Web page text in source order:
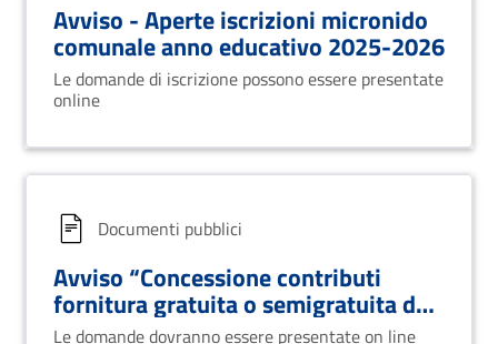
Avviso - Aperte iscrizioni micronido
comunale anno educativo 2025-2026
Le domande di iscrizione possono essere presentate
online
Documenti pubblici
Avviso “Concessione contributi
fornitura gratuita o semigratuita dei
libri di testo studenti III, IV e V anno
Le domande dovranno essere presentate on line